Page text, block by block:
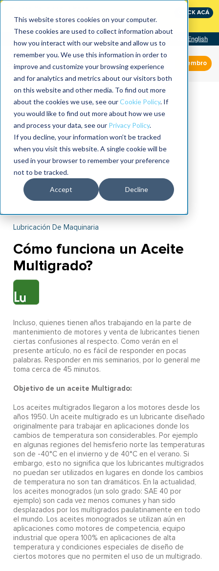
This website stores cookies on your computer.
These cookies are used to collect information about
how you interact with our website and allow us to
remember you. We use this information in order to
improve and customize your browsing experience
and for analytics and metrics about our visitors both
on this website and other media. To find out more
about the cookies we use, see ourCookie Policy. If
you would like to find out more about how we use
and process your data, see our Privacy Policy.
If you decline, your information won’t be tracked
when you visit this website. A single cookie will be
used in your browser to remember your preference
not to be tracked.
Accept Decline
The Speed of Reliability
CLICK ACÁ
English
Miembro
Lubricación De Maquinaria
Cómo funciona un Aceite
Multigrado?
Incluso, quienes tienen años trabajando en la parte de
mantenimiento de motores y venta de lubricantes tienen
ciertas confusiones al respecto. Como verán en el
presente artículo, no es fácil de responder en pocas
palabras. Responder en mis seminarios, por lo general me
toma cerca de 45 minutos.
Objetivo de un aceite Multigrado:
Los aceites multigrados llegaron a los motores desde los
años 1950. Un aceite multigrado es un lubricante diseñado
originalmente para trabajar en aplicaciones donde los
cambios de temperatura son considerables. Por ejemplo
en algunas regiones del hemisferio norte las temperaturas
son de -40°C en el invierno y de 40°C en el verano. Si
embargo, esto no significa que los lubricantes multigrados
no puedan ser utilizados en lugares en donde los cambios
de temperatura no son tan dramáticos. En la actualidad,
los aceites monogrados (un solo grado: SAE 40 por
ejemplo) son cada vez menos comunes y han sido
desplazados por los multigrados paulatinamente en todo
el mundo. Los aceites monogrados se utilizan aún en
aplicaciones como motores de competencia, equipo
industrial que opera 100% en aplicaciones de alta
temperatura y condiciones especiales de diseño de
ciertos motores que no permiten el uso de un multigrado.